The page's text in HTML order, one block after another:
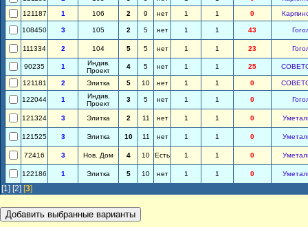
121187
1 106 2 9 нет 1 1 0
108450 3 105 2 5 нет 1 1 43
111334 2 104 5 5 нет 1 1 23
90235 1
Индив.
Проект
4 5 нет 1 1 25
121181 2 Элитка 5 10 нет 1 1 0
122044 1
Индив.
Проект
3 5 нет 1 1 0
121324 3 Элитка 2 11 нет 1 1 0
121525 3 Элитка 10 11 нет 1 1 0
72416 3 Нов. Дом 4 10 Есть 1 1 0
122186 1 Элитка 5 10 нет 1 1 0
[1] [2] [3]